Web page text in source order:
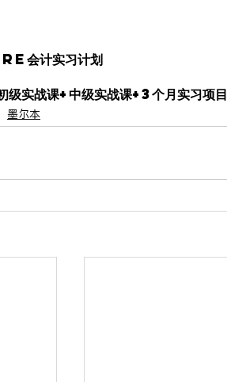
会计实习计划
级实战课+中级实战课+3个月实习项目
墨尔本